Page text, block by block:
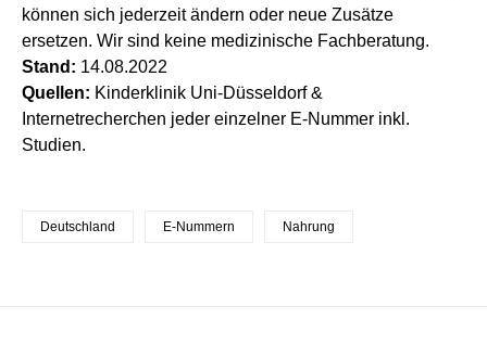
können sich jederzeit ändern oder neue Zusätze
ersetzen. Wir sind keine medizinische Fachberatung.
Stand: 14.08.2022
Quellen: Kinderklinik Uni-Düsseldorf &
Internetrecherchen jeder einzelner E-Nummer inkl.
Studien.
Deutschland E-Nummern Nahrung